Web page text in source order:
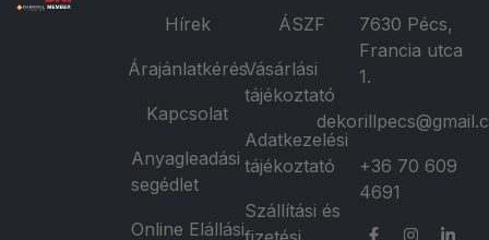
Hírek
Árajánlatkérés
Kapcsolat
Anyagleadási
segédlet
Online Elállási
ÁSZF
Vásárlási
tájékoztató
Adatkezelési
tájékoztató
Szállítási és
7630 Pécs,
Francia utca
1.
+36 70 609
4691